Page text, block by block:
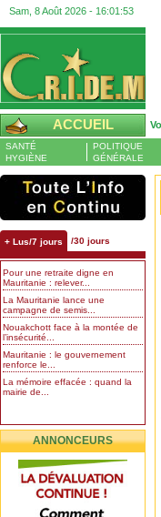
Sam, 8 Août 2026 - 16:01:54
ACCUEIL
SANTÉ
HYGIÈNE
POLITIQUE
GÉNÉRALE
+ Lus/7 jours /30 jours
Pour une retraite digne en
Mauritanie : relever...
La Mauritanie lance une
campagne de semis...
Nouakchott face à la montée de
l’insécurité...
Mauritanie : le gouvernement
renforce le...
La mémoire effacée : quand la
mairie de...
ANNONCEURS